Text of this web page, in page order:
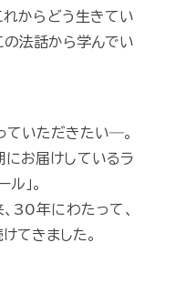
れからどう生きてい
の法話から学んでい
ていただきたい―。
にお届けしているラ
」。
30年にわたって、
てきました。